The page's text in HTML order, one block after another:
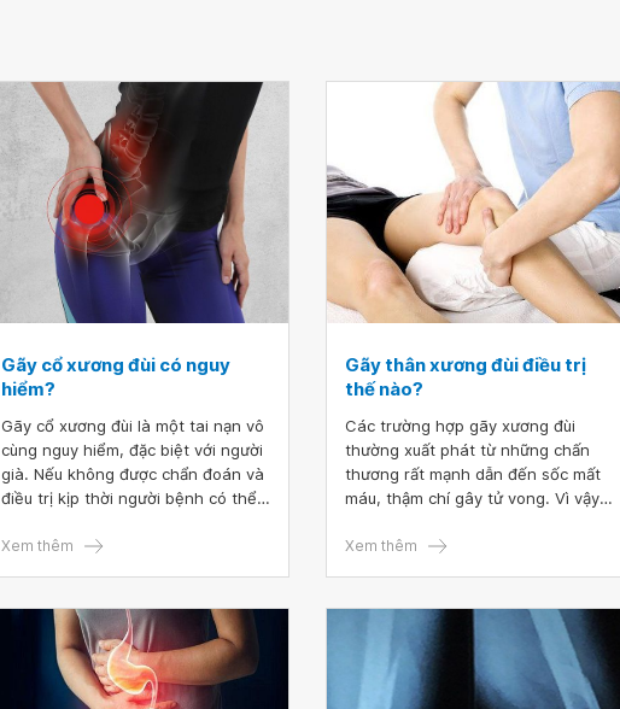
Gãy cổ xương đùi có nguy
hiểm?
Gãy cổ xương đùi là một tai nạn vô
cùng nguy hiểm, đặc biệt với người
già. Nếu không được chẩn đoán và
điều trị kịp thời người bệnh có thể
chứng khi phải nằm bất động lâu
Xem thêm
Gãy thân xương đùi điều trị
thế nào?
Các trường hợp gãy xương đùi
thường xuất phát từ những chấn
thương rất mạnh dẫn đến sốc mất
máu, thậm chí gây tử vong. Vì vậy,
ngoại khoa nghiêm trọng, đòi hỏi
cho bệnh nhân.
Xem thêm